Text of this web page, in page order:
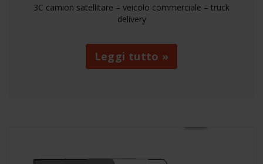
3C camion satellitare – veicolo commerciale – truck
delivery
Leggi tutto »